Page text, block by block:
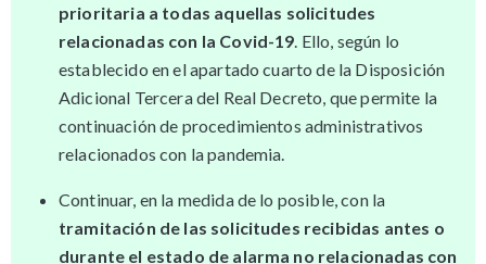
prioritaria a todas aquellas solicitudes
relacionadas con la Covid-19. Ello, según lo
establecido en el apartado cuarto de la Disposición
Adicional Tercera del Real Decreto, que permite la
continuación de procedimientos administrativos
relacionados con la pandemia.
Continuar, en la medida de lo posible, con la
tramitación de las solicitudes recibidas antes o
durante el estado de alarma no relacionadas con